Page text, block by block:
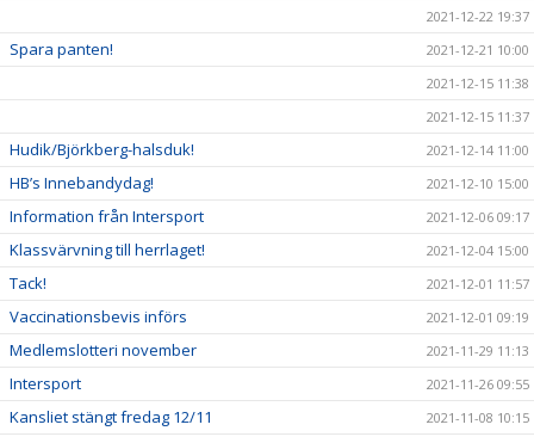
2021-12-22 19:37
Spara panten!
2021-12-21 10:00
2021-12-15 11:38
2021-12-15 11:37
Hudik/Björkberg-halsduk! 2021-12-14 11:00
HB’s Innebandydag! 2021-12-10 15:00
Information från Intersport 2021-12-06 09:17
Klassvärvning till herrlaget! 2021-12-04 15:00
Tack! 2021-12-01 11:57
Vaccinationsbevis införs 2021-12-01 09:19
Medlemslotteri november 2021-11-29 11:13
Intersport 2021-11-26 09:55
Kansliet stängt fredag 12/11 2021-11-08 10:15